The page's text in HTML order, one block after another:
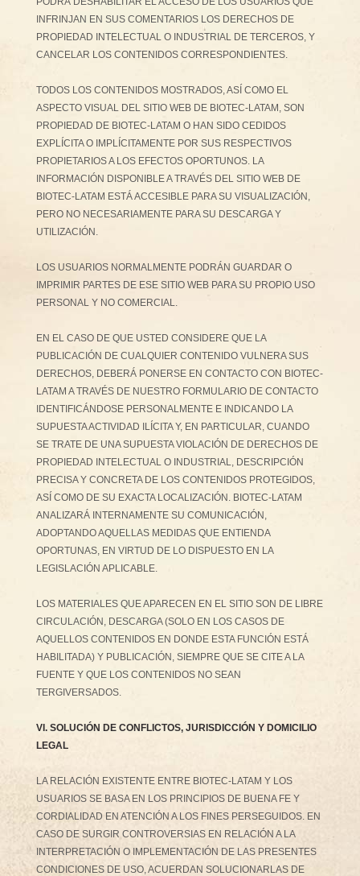
INFRINJAN EN SUS COMENTARIOS LOS DERECHOS DE
PROPIEDAD INTELECTUAL O INDUSTRIAL DE TERCEROS, Y
CANCELAR LOS CONTENIDOS CORRESPONDIENTES.
TODOS LOS CONTENIDOS MOSTRADOS, ASÍ COMO EL
ASPECTO VISUAL DEL SITIO WEB DE BIOTEC-LATAM, SON
PROPIEDAD DE BIOTEC-LATAM O HAN SIDO CEDIDOS
EXPLÍCITA O IMPLÍCITAMENTE POR SUS RESPECTIVOS
PROPIETARIOS A LOS EFECTOS OPORTUNOS. LA
INFORMACIÓN DISPONIBLE A TRAVÉS DEL SITIO WEB DE
BIOTEC-LATAM ESTÁ ACCESIBLE PARA SU VISUALIZACIÓN,
PERO NO NECESARIAMENTE PARA SU DESCARGA Y
UTILIZACIÓN.
LOS USUARIOS NORMALMENTE PODRÁN GUARDAR O
IMPRIMIR PARTES DE ESE SITIO WEB PARA SU PROPIO USO
PERSONAL Y NO COMERCIAL.
EN EL CASO DE QUE USTED CONSIDERE QUE LA
PUBLICACIÓN DE CUALQUIER CONTENIDO VULNERA SUS
DERECHOS, DEBERÁ PONERSE EN CONTACTO CON BIOTEC-
LATAM A TRAVÉS DE NUESTRO FORMULARIO DE CONTACTO
IDENTIFICÁNDOSE PERSONALMENTE E INDICANDO LA
SUPUESTA ACTIVIDAD ILÍCITA Y, EN PARTICULAR, CUANDO
SE TRATE DE UNA SUPUESTA VIOLACIÓN DE DERECHOS DE
PROPIEDAD INTELECTUAL O INDUSTRIAL, DESCRIPCIÓN
PRECISA Y CONCRETA DE LOS CONTENIDOS PROTEGIDOS,
ASÍ COMO DE SU EXACTA LOCALIZACIÓN. BIOTEC-LATAM
ANALIZARÁ INTERNAMENTE SU COMUNICACIÓN,
ADOPTANDO AQUELLAS MEDIDAS QUE ENTIENDA
OPORTUNAS, EN VIRTUD DE LO DISPUESTO EN LA
LEGISLACIÓN APLICABLE.
LOS MATERIALES QUE APARECEN EN EL SITIO SON DE LIBRE
CIRCULACIÓN, DESCARGA (SOLO EN LOS CASOS DE
AQUELLOS CONTENIDOS EN DONDE ESTA FUNCIÓN ESTÁ
HABILITADA) Y PUBLICACIÓN, SIEMPRE QUE SE CITE A LA
FUENTE Y QUE LOS CONTENIDOS NO SEAN
TERGIVERSADOS.
VI. SOLUCIÓN DE CONFLICTOS, JURISDICCIÓN Y DOMICILIO
LEGAL
LA RELACIÓN EXISTENTE ENTRE BIOTEC-LATAM Y LOS
USUARIOS SE BASA EN LOS PRINCIPIOS DE BUENA FE Y
CORDIALIDAD EN ATENCIÓN A LOS FINES PERSEGUIDOS. EN
CASO DE SURGIR CONTROVERSIAS EN RELACIÓN A LA
INTERPRETACIÓN O IMPLEMENTACIÓN DE LAS PRESENTES
CONDICIONES DE USO, ACUERDAN SOLUCIONARLAS DE